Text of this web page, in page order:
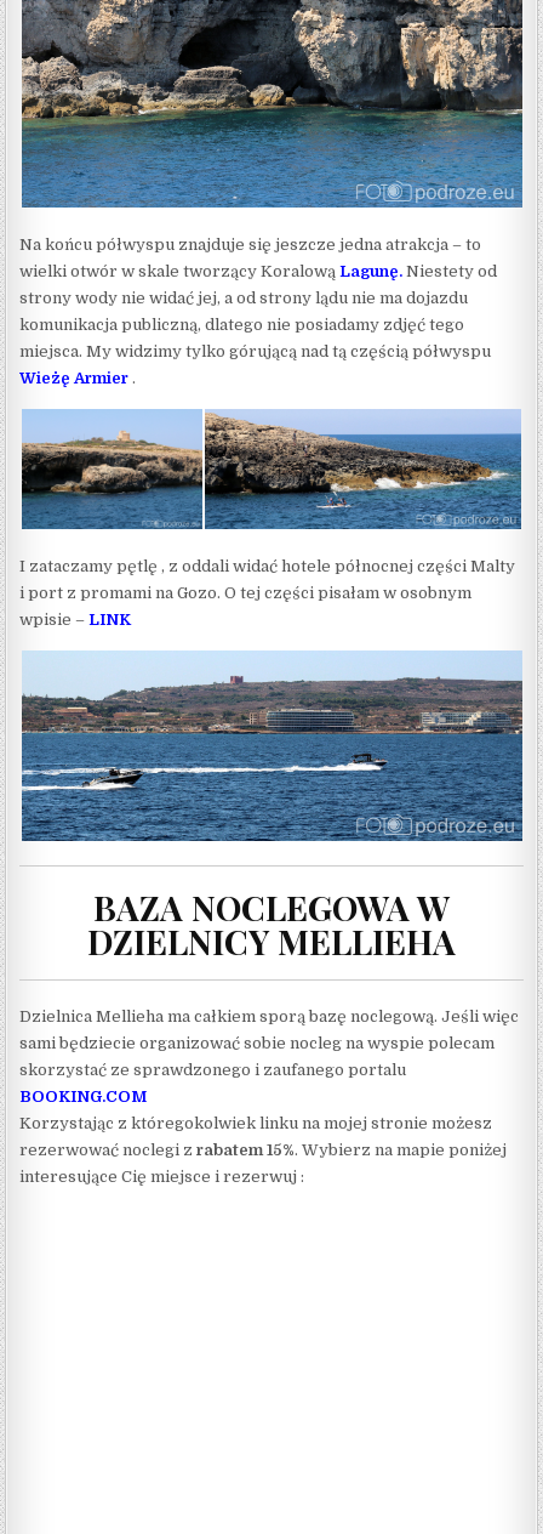
Na końcu półwyspu znajduje się jeszcze jedna atrakcja – to
wielki otwór w skale tworzący KoralowąLagunę. Niestety od
strony wody nie widać jej, a od strony lądu nie ma dojazdu
komunikacja publiczną, dlatego nie posiadamy zdjęć tego
miejsca. My widzimy tylko górującą nad tą częścią półwyspu
Wieżę Armier .
I zataczamy pętlę , z oddali widać hotele północnej części Malty
i port z promami na Gozo. O tej części pisałam w osobnym
wpisie –LINK
BAZA NOCLEGOWA W
DZIELNICY MELLIEHA
Dzielnica Mellieha ma całkiem sporą bazę noclegową. Jeśli więc
sami będziecie organizować sobie nocleg na wyspie polecam
skorzystać ze sprawdzonego i zaufanego portalu
BOOKING.COM
Korzystając z któregokolwiek linku na mojej stronie możesz
rezerwować noclegi zrabatem 15%. Wybierz na mapie poniżej
interesujące Cię miejsce i rezerwuj :